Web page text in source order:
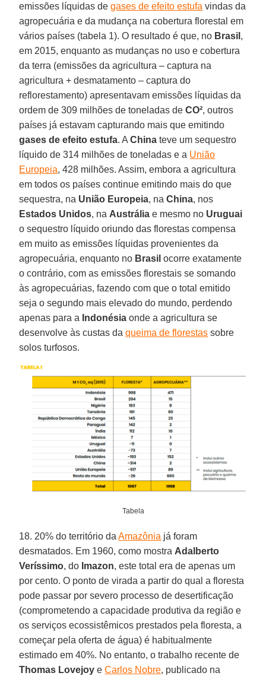
emissões líquidas degases de efeito estufa vindas da
agropecuária e da mudança na cobertura florestal em
vários países (tabela 1). O resultado é que, no Brasil ,
em 2015, enquanto as mudanças no uso e cobertura
da terra (emissões da agricultura – captura na
agricultura + desmatamento – captura do
reflorestamento) apresentavam emissões líquidas da
ordem de 309 milhões de toneladas de CO², outros
países já estavam capturando mais que emitindo
gases de efeito estufa. AChina teve um sequestro
líquido de 314 milhões de toneladas e a União
Europeia, 428 milhões. Assim, embora a agricultura
em todos os países continue emitindo mais do que
sequestra, na União Europeia, naChina, nos
Estados Unidos, na Austrália e mesmo no Uruguai
o sequestro líquido oriundo das florestas compensa
em muito as emissões líquidas provenientes da
agropecuária, enquanto no Brasil ocorre exatamente
o contrário, com as emissões florestais se somando
às agropecuárias, fazendo com que o total emitido
seja o segundo mais elevado do mundo, perdendo
apenas para a Indonésia onde a agricultura se
desenvolve às custas daqueima de florestas sobre
solos turfosos.
Tabela
18. 20% do território daAmazônia já foram
desmatados. Em 1960, como mostra Adalberto
Veríssimo, do Imazon, este total era de apenas um
por cento. O ponto de virada a partir do qual a floresta
pode passar por severo processo de desertificação
(comprometendo a capacidade produtiva da região e
os serviços ecossistêmicos prestados pela floresta, a
começar pela oferta de água) é habitualmente
estimado em 40%. No entanto, o trabalho recente de
Thomas Lovejoy eCarlos Nobre, publicado na